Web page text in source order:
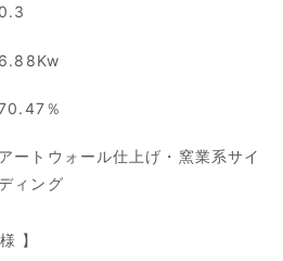
0.3
6.88Kw
％
アートウォール仕上げ・窯業系サイ
ィング
】